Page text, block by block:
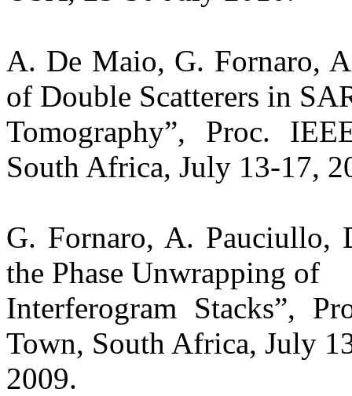
A. De Maio, G. Fornaro,
of Double Scatterers in
Tomography”, Proc.
South Africa, July 13-17,
G. Fornaro, A. Pauciullo,
the Phase Unwrapping of
Interferogram Stacks”,
Town, South Africa, July
2009.